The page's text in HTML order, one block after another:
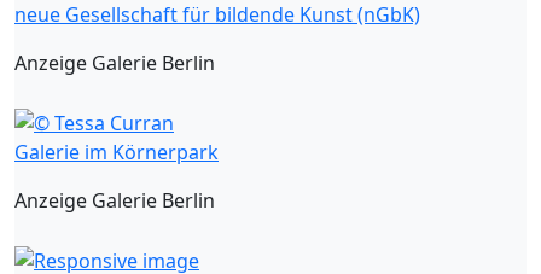
neue Gesellschaft für bildende Kunst (nGbK)
Anzeige Galerie Berlin
Galerie im Körnerpark
Anzeige Galerie Berlin